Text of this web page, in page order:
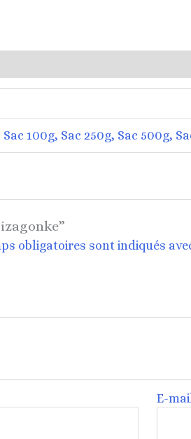
100g, Sac 250g, Sac 500g,
obligatoires sont indiqués
E-